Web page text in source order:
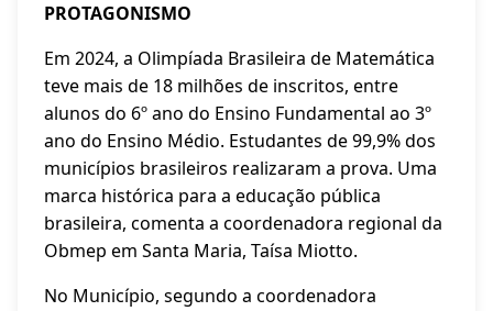
PROTAGONISMO
Em 2024, a Olimpíada Brasileira de Matemática
teve mais de 18 milhões de inscritos, entre
alunos do 6º ano do Ensino Fundamental ao 3º
ano do Ensino Médio. Estudantes de 99,9% dos
municípios brasileiros realizaram a prova. Uma
marca histórica para a educação pública
brasileira, comenta a coordenadora regional da
Obmep em Santa Maria, Taísa Miotto.
No Município, segundo a coordenadora